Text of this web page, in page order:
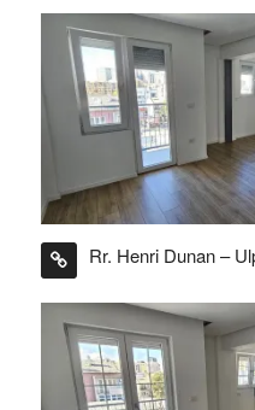
Rr. Henri Dunan –